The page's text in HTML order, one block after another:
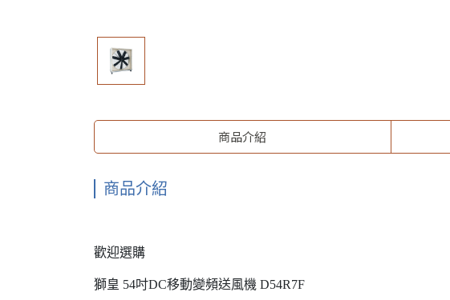
商品介紹
商品介紹
歡迎選購
獅皇 54吋DC移動變頻送風機 D54R7F